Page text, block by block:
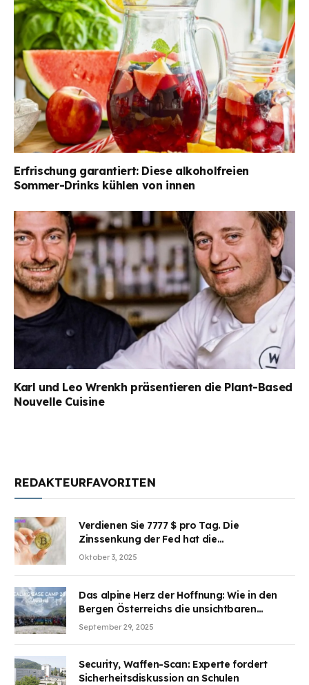
Erfrischung garantiert: Diese alkoholfreien
Sommer-Drinks kühlen von innen
Karl und Leo Wrenkh präsentieren die Plant-Based
Nouvelle Cuisine
REDAKTEURFAVORITEN
Verdienen Sie 7777 $ pro Tag. Die
Zinssenkung der Fed hat die
Aufmerksamkeit des Marktes erregt.
Oktober 3, 2025
Das alpine Herz der Hoffnung: Wie in den
Bergen Österreichs die unsichtbaren
Wunden des Kriegesheilen
September 29, 2025
Security, Waffen-Scan: Experte fordert
Sicherheitsdiskussion an Schulen